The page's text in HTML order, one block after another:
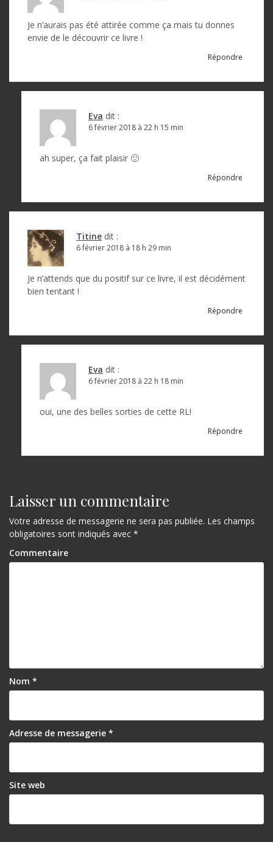
Je n’aurais pas été attirée comme ça mais tu donnes
envie de le découvrir ce livre !
Répondre
Eva dit :
6 février 2018 à 22 h 15 min
ah super, ça fait plaisir 🙂
Répondre
Titine dit :
6 février 2018 à 18 h 29 min
Je n’attends que du positif sur ce livre, il est décidément
bien tentant !
Répondre
Eva dit :
6 février 2018 à 22 h 18 min
oui, une des belles sorties de cette RL!
Répondre
Laisser un commentaire
Votre adresse de messagerie ne sera pas publiée. Les champs
obligatoires sont indiqués avec *
Commentaire
Nom *
Adresse de messagerie *
Site web